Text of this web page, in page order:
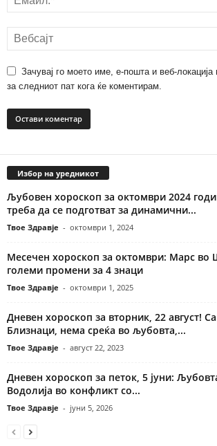
Зачувај го моето име, е-пошта и веб-локација
за следниот пат кога ќе коментирам.
Избор на уредникот
Љубовен хороскоп за октомври 2024
треба да се подготват за динамични...
Твое Здравје - октомври 1, 2024
Месечен хороскоп за октомври: Марс во
големи промени за 4 знаци
Твое Здравје - октомври 1, 2025
Дневен хороскоп за вторник, 22 август!
Близнаци, нема среќа во љубовта,...
Твое Здравје - август 22, 2023
Дневен хороскоп за петок, 5 јуни:
Водолија во конфликт со...
Твое Здравје - јуни 5, 2026